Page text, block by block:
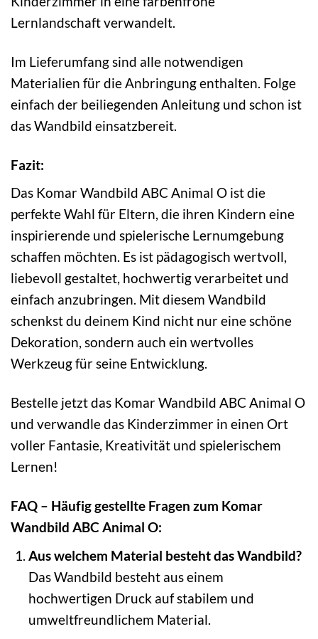
Lernlandschaft verwandelt.
Im Lieferumfang sind alle notwendigen
Materialien für die Anbringung enthalten. Folge
einfach der beiliegenden Anleitung und schon ist
das Wandbild einsatzbereit.
Fazit:
Das Komar Wandbild ABC Animal O ist die
perfekte Wahl für Eltern, die ihren Kindern eine
inspirierende und spielerische Lernumgebung
schaffen möchten. Es ist pädagogisch wertvoll,
liebevoll gestaltet, hochwertig verarbeitet und
einfach anzubringen. Mit diesem Wandbild
schenkst du deinem Kind nicht nur eine schöne
Dekoration, sondern auch ein wertvolles
Werkzeug für seine Entwicklung.
Bestelle jetzt das Komar Wandbild ABC Animal O
und verwandle das Kinderzimmer in einen Ort
voller Fantasie, Kreativität und spielerischem
Lernen!
FAQ – Häufig gestellte Fragen zum Komar
Wandbild ABC Animal O:
Aus welchem Material besteht das Wandbild?
Das Wandbild besteht aus einem
hochwertigen Druck auf stabilem und
umweltfreundlichem Material.